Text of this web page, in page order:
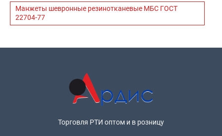
Манжеты шевронные резинотканевые МБС ГОСТ
22704-77
Торговля РТИ оптом и в розницу